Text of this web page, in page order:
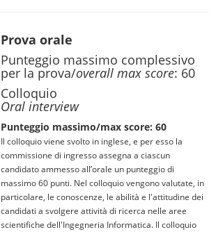
Prova orale
Punteggio massimo complessivo
per la prova/overall max score: 60
Colloquio
Oral interview
Punteggio massimo/max score: 60
Il colloquio viene svolto in inglese, e per esso la
commissione di ingresso assegna a ciascun
candidato ammesso all’orale un punteggio di
massimo 60 punti. Nel colloquio vengono valutate, in
particolare, le conoscenze, le abilità e l'attitudine dei
candidati a svolgere attività di ricerca nelle aree
scientifiche dell'Ingegneria Informatica. Il colloquio